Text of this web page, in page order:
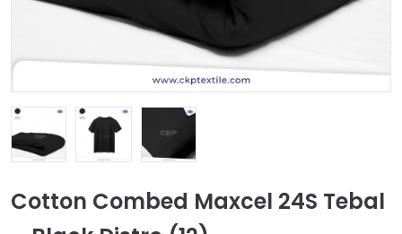
Cotton Combed Maxcel 24S Tebal